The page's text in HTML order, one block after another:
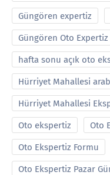
Güngören expertiz
Güngören Oto Expertiz
hafta sonu açık oto
Hürriyet Mahallesi
Hürriyet Mahallesi
Oto ekspertiz Oto
Oto Ekspertiz Formu
Oto Ekspertiz Pazar